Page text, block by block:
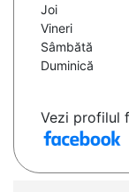
Joi
Vineri
Sâmbătă
Duminică
Vezi profilul